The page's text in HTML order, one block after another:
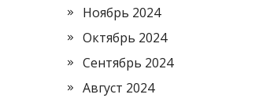
Ноябрь 2024
Октябрь 2024
Сентябрь 2024
Август 2024